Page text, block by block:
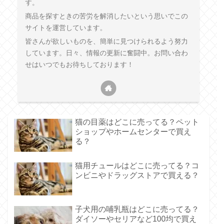
す。
商品を探すときの苦労を解消したいという思いでこの
サイトを運営しています。
皆さんが欲しいものを、簡単に見つけられるよう努力
しています。日々、情報の更新に奮闘中。お問い合わ
せはいつでもお待ちしております！
猫の目薬はどこに売ってる？ペット
ショップやホームセンターで買え
る？
猫用チュールはどこに売ってる？コ
ンビニやドラッグストアで買える？
子犬用の哺乳瓶はどこに売ってる？
ダイソーやセリアなど100均で買え